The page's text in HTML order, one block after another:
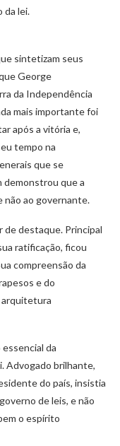
da lei.
sintetizam seus
George
da Independência
mais importante foi
após a vitória e,
tempo na
que se
demonstrou que a
não ao governante.
de destaque. Principal
ratificação, ficou
compreensão da
e do
arquitetura
da
Advogado brilhante,
do país, insistia
de leis, e não
o espírito